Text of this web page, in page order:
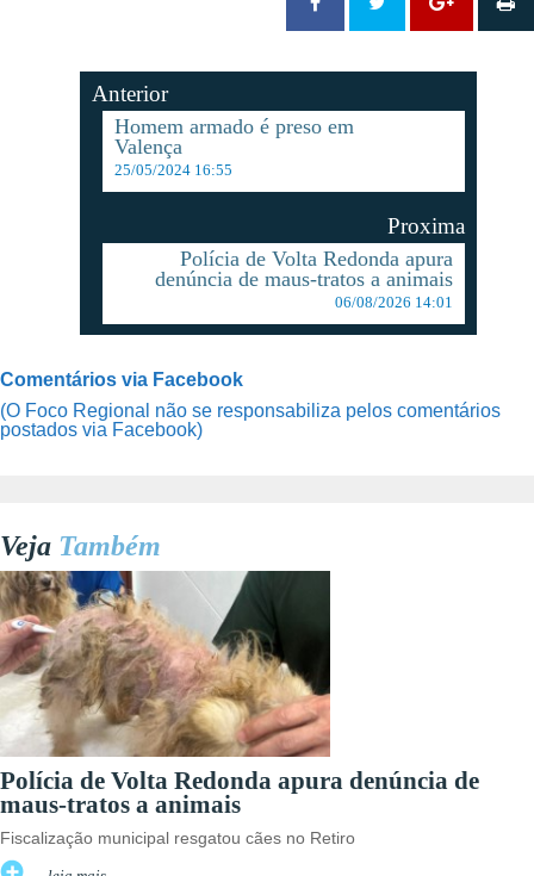
Anterior
Homem armado é preso em
Valença
25/05/2024 16:55
Proxima
Polícia de Volta Redonda apura
denúncia de maus-tratos a animais
06/08/2026 14:01
Comentários via Facebook
(O Foco Regional não se responsabiliza pelos comentários
postados via Facebook)
Veja Também
Polícia de Volta Redonda apura denúncia de
maus-tratos a animais
Fiscalização municipal resgatou cães no Retiro